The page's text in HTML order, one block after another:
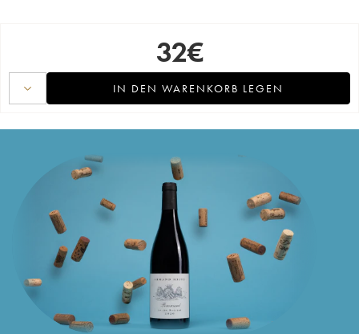
32€
IN DEN WARENKORB LEGEN